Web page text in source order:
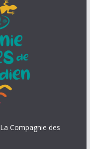
La Compagnie des